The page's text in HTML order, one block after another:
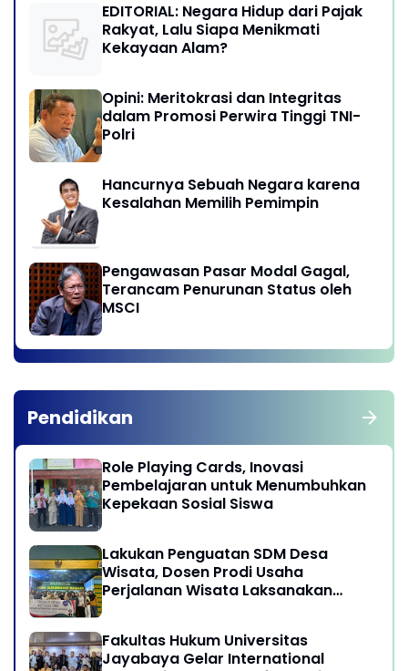
EDITORIAL: Negara Hidup dari Pajak
Rakyat, Lalu Siapa Menikmati
Kekayaan Alam?
Opini: Meritokrasi dan Integritas
dalam Promosi Perwira Tinggi TNI-
Polri
Hancurnya Sebuah Negara karena
Kesalahan Memilih Pemimpin
Pengawasan Pasar Modal Gagal,
Terancam Penurunan Status oleh
MSCI
Pendidikan
Role Playing Cards, Inovasi
Pembelajaran untuk Menumbuhkan
Kepekaan Sosial Siswa
Lakukan Penguatan SDM Desa
Wisata, Dosen Prodi Usaha
Perjalanan Wisata Laksanakan
Sukamandi Masagi - Kabupaten
Subang, Jawa Barat
Fakultas Hukum Universitas
Jayabaya Gelar International